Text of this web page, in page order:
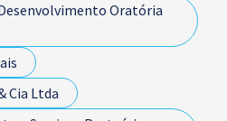
Oratória
Cia Ltda